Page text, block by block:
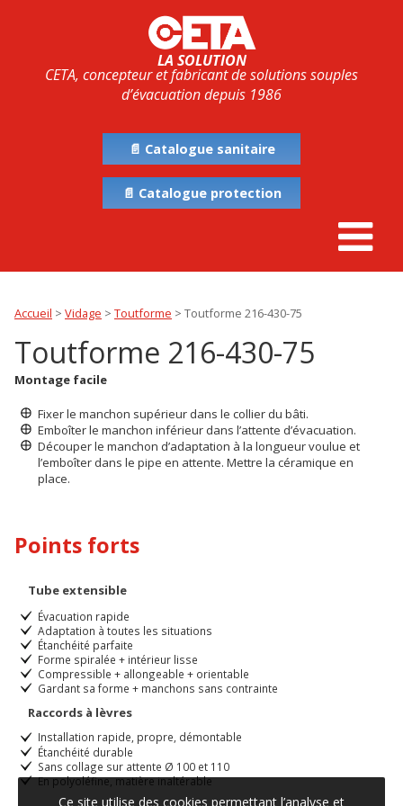
LA SOLUTION
CETA, concepteur et fabricant de solutions souples
d’évacuation depuis 1986
📄 Catalogue sanitaire
📄 Catalogue protection
Accueil > Vidage > Toutforme > Toutforme 216-430-75
Toutforme 216-430-75
Montage facile
Fixer le manchon supérieur dans le collier du bâti.
Emboîter le manchon inférieur dans l’attente d’évacuation.
Découper le manchon d’adaptation à la longueur voulue et
l’emboîter dans le pipe en attente. Mettre la céramique en
place.
Points forts
Tube extensible
Évacuation rapide
Adaptation à toutes les situations
Étanchéité parfaite
Forme spiralée + intérieur lisse
Compressible + allongeable + orientable
Gardant sa forme + manchons sans contrainte
Raccords à lèvres
Installation rapide, propre, démontable
Étanchéité durable
Sans collage sur attente Ø 100 et 110
En polyoléfine, matière inaltérable
Ce site utilise des cookies permettant l’analyse et